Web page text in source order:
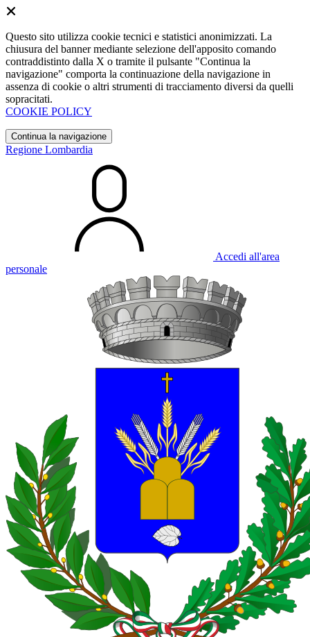
Questo sito utilizza cookie tecnici e statistici anonimizzati. La
chiusura del banner mediante selezione dell'apposito comando
contraddistinto dalla X o tramite il pulsante "Continua la
navigazione" comporta la continuazione della navigazione in
assenza di cookie o altri strumenti di tracciamento diversi da quelli
sopracitati.
COOKIE POLICY
Continua la navigazione
Regione Lombardia
Accedi all'area
personale